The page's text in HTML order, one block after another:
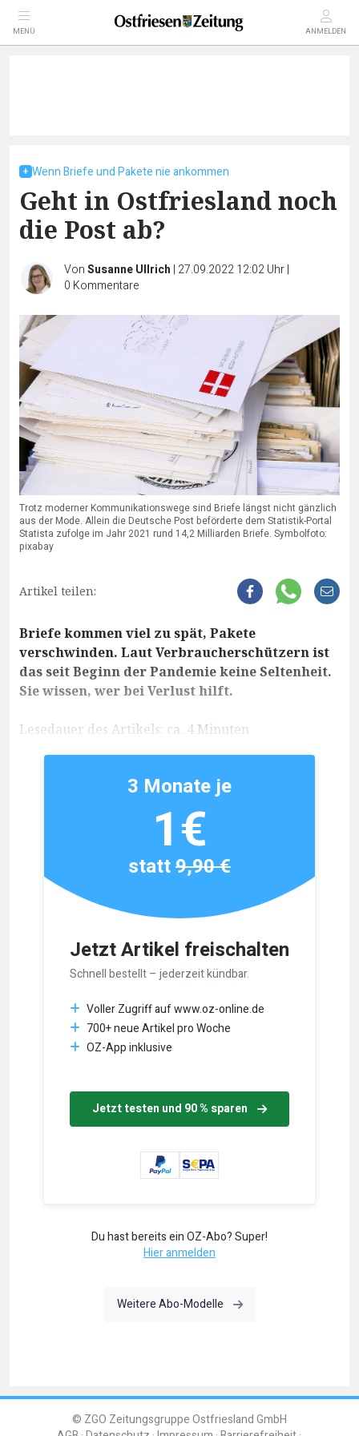
MENÜ ANMELDEN
Wenn Briefe und Pakete nie ankommen
Geht in Ostfriesland noch
die Post ab?
VonSusanne Ullrich | 27.09.2022 12:02 Uhr|
0 Kommentare
Trotz moderner Kommunikationswege sind Briefe längst nicht gänzlich
aus der Mode. Allein die Deutsche Post beförderte dem Statistik-Portal
Statista zufolge im Jahr 2021 rund 14,2 Milliarden Briefe. Symbolfoto:
pixabay
Artikel teilen:
Briefe kommen viel zu spät, Pakete
verschwinden. Laut Verbraucherschützern ist
das seit Beginn der Pandemie keine Seltenheit.
Sie wissen, wer bei Verlust hilft.
Lesedauer des Artikels: ca. 4 Minuten
Jetzt Artikel freischalten
Schnell bestellt – jederzeit kündbar.
Voller Zugriff auf www.oz-online.de
700+ neue Artikel pro Woche
OZ-App inklusive
Jetzt testen und 90 % sparen
3 Monate je
1€
statt9,90 €
Du hast bereits ein OZ-Abo? Super!
Hier anmelden
Weitere Abo-Modelle
© ZGO Zeitungsgruppe Ostfriesland GmbH